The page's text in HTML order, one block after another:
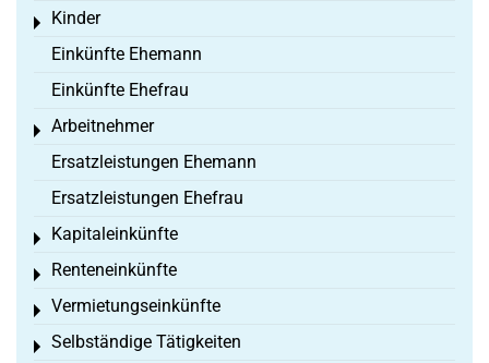
Kinder
Toggle menu
Einkünfte Ehemann
Einkünfte Ehefrau
Arbeitnehmer
Toggle menu
Ersatzleistungen Ehemann
Ersatzleistungen Ehefrau
Kapitaleinkünfte
Toggle menu
Renteneinkünfte
Toggle menu
Vermietungseinkünfte
Toggle menu
Selbständige Tätigkeiten
Toggle menu